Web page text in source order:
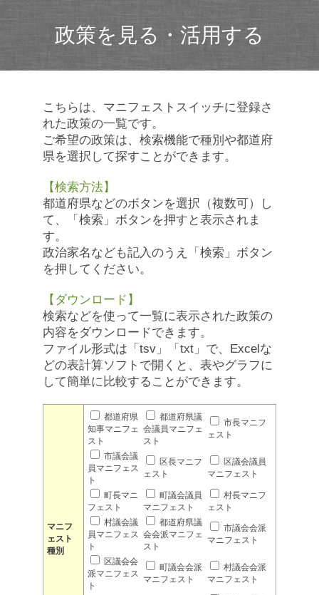
政策を見る・活用する
こちらは、マニフェストスイッチに登録さ
れた政策の一覧です。
ご希望の政策は、検索機能で種別や都道府
県を選択して探すことができます。
【検索方法】
都道府県などのボタンを選択（複数可）し
て、「検索」ボタンを押すと表示されま
す。
政治家名なども記入のうえ「検索」ボタン
を押してください。
【ダウンロード】
検索などを使って一覧に表示された政策の
内容をダウンロードできます。
ファイル形式は「tsv」「txt」で、Excelな
どの表計算ソフトで開くと、表やグラフに
して簡単に比較することができます。
マニフ
ェスト
種別
都道府県
知事マニフェ
スト
都道府県議
会議員マニフェ
スト
市長マニフ
ェスト
市議会議
員マニフェス
ト
区長マニフ
ェスト
区議会議員
マニフェスト
町長マニ
フェスト
町議会議員
マニフェスト
村長マニフ
ェスト
村議会議
員マニフェス
ト
都道府県議
会会派マニフェ
スト
市議会会派
マニフェスト
区議会会
派マニフェス
ト
町議会会派
マニフェスト
村議会会派
マニフェスト